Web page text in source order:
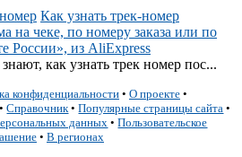
Как узнать трек-номер
на чеке, по номеру заказа или по
России», из AliExpress
как узнать трек номер пос...
конфиденциальности • О проекте •
•Справочник •Популярные страницы сайта •
данных •Пользовательское
• В регионах